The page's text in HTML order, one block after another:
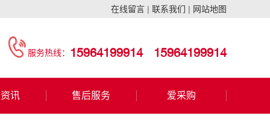
在线留言 | 联系我们 | 网站地图
服务热线： 15964199914 15964199914
讯 售后服务 爱采购